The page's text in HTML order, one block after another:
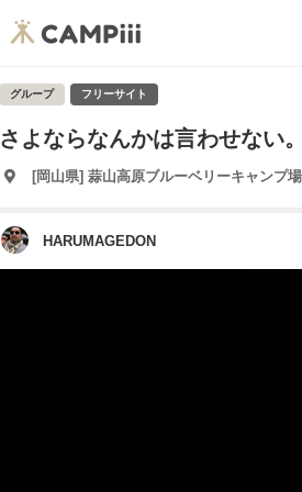
グループ フリーサイト
さよならなんかは言わせない
[岡山県] 蒜山高原ブルーベリーキャンプ場
HARUMAGEDON